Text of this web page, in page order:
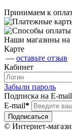
Принимаем к
Наши магазины на
Карте
— оставьте отзыв
Кабинет
Забыли пароль
Подписка на E-
E-mail*
© Интернет-